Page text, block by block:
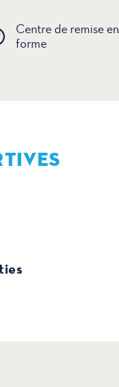
Centre de remise en
forme